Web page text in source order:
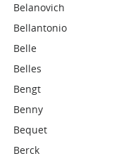
Belanovich
Bellantonio
Belle
Belles
Bengt
Benny
Bequet
Berck